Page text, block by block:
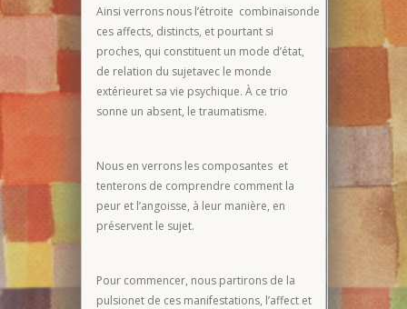
Ainsi verrons nous l’étroite combinaisonde
ces affects, distincts, et pourtant si
proches, qui constituent un mode d’état,
de relation du sujetavec le monde
extérieuret sa vie psychique. À ce trio
sonne un absent, le traumatisme.
Nous en verrons les composantes et
tenterons de comprendre comment la
peur et l’angoisse, à leur manière, en
préservent le sujet.
Pour commencer, nous partirons de la
pulsionet de ces manifestations, l’affect et